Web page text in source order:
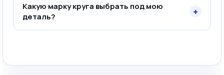
Какую марку круга выбрать под мою
деталь?
+